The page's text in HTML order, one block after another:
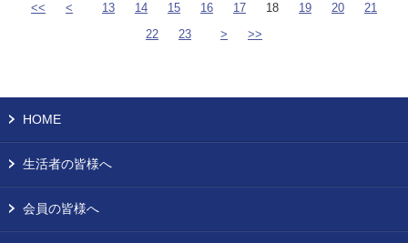
<< < 13 14 15 16 17 18 19 20
21
22
23 > >>
HOME
生活者の皆様へ
会員の皆様へ